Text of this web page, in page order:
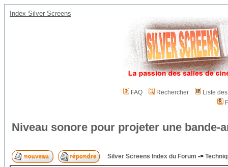
Index Silver Screens
FAQ Rechercher
Liste
Niveau sonore pour projeter une bande-
Silver Screens Index du Forum ->